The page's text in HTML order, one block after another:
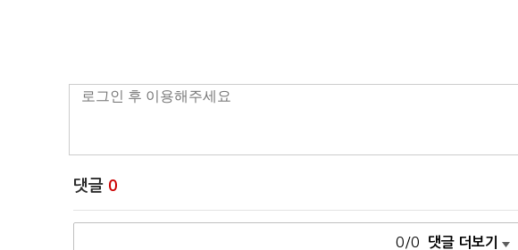
댓글 0
0/0 댓글 더보기